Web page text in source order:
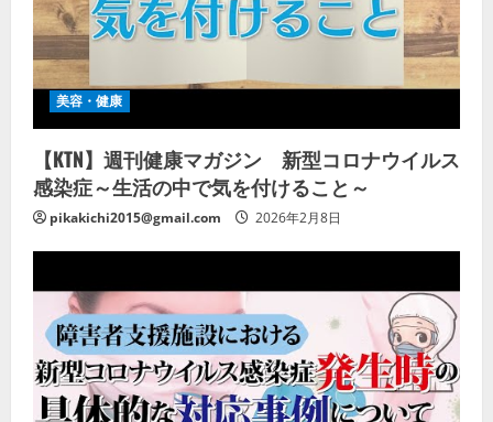
美容・健康
【KTN】週刊健康マガジン 新型コロナウイルス
感染症～生活の中で気を付けること～
pikakichi2015@gmail.com 2026年2月8日